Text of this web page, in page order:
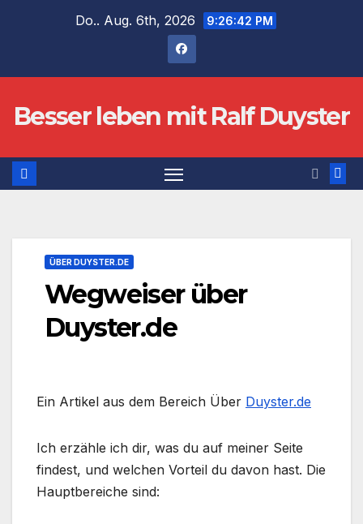
Do.. Aug. 6th, 2026 9:26:42 PM
Besser leben mit Ralf Duyster
ÜBER DUYSTER.DE
Wegweiser über
Duyster.de
Ein Artikel aus dem Bereich Über Duyster.de
Ich erzähle ich dir, was du auf meiner Seite
findest, und welchen Vorteil du davon hast. Die
Hauptbereiche sind: